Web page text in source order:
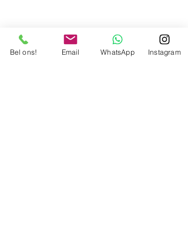
Bel ons! Email WhatsApp Instagram